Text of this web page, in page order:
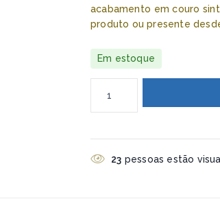
acabamento em couro
produto ou presente
Em estoque
23 pessoas estão